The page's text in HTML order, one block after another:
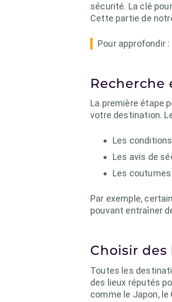
sécurité. La clé
Cette partie de
Pour approfondir :
Recherche
La première étape
votre destination.
Les
Les avis de
Les
Par exemple,
pouvant entraîner
Choisir des
Toutes les
des lieux réputés
comme le Japon,